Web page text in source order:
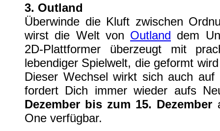
3. Outland
Überwinde die Kluft zwischen
wirst die Welt von Outland dem
2D-Plattformer überzeugt mit
lebendiger Spielwelt, die geformt
Dieser Wechsel wirkt sich auch
fordert Dich immer wieder aufs
Dezember bis zum 15. Dezember
One verfügbar.